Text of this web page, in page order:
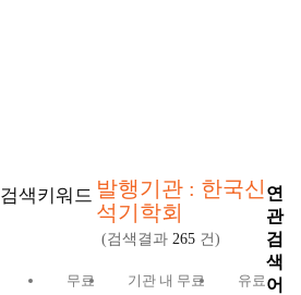
검색키워드 발행기관 : 한국신
석기학회
(검색결과 265 건)
무료 기관 내 무료 유료
연
관
검
색
어